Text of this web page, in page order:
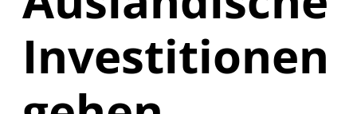
Investitionen